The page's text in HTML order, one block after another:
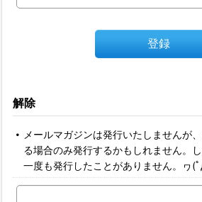
登録
解除
メールマガジンは発行いたしませんが
る場合のみ発行するかもしれません。
一度も発行したことがありません。ヮ(